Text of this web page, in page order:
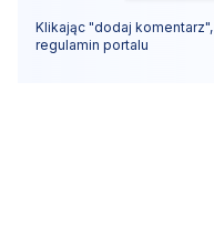
Klikając "dodaj
regulamin portalu